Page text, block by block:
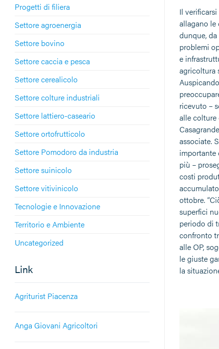
Progetti di filiera
Settore agroenergia
Settore bovino
Settore caccia e pesca
Settore cerealicolo
Settore colture industriali
Settore lattiero-caseario
Settore ortofrutticolo
Settore Pomodoro da industria
Settore suinicolo
Settore vitivinicolo
Tecnologie e Innovazione
Territorio e Ambiente
Uncategorized
Link
Agriturist Piacenza
Anga Giovani Agricoltori
Il
allagano le
dunque,
problemi
e
agricoltura
ricevuto –
alle colture
associate.
importante
più –
costi
ottobre.
superfici
periodo di
confronto
alle OP,
le giuste
la